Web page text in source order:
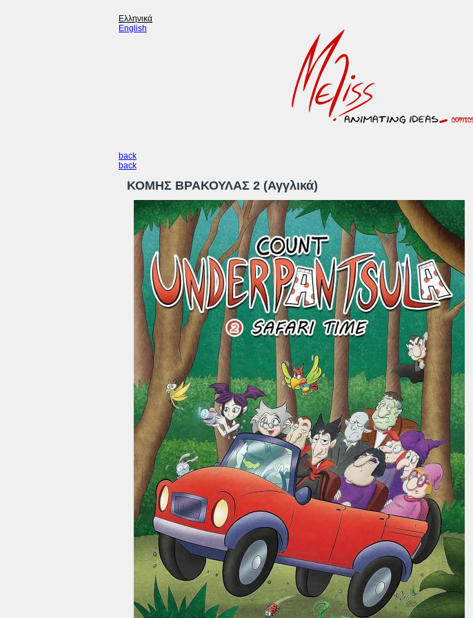
Ελληνικά
English
back
back
ΚΟΜΗΣ ΒΡΑΚΟΥΛΑΣ 2 (Αγγλικά)